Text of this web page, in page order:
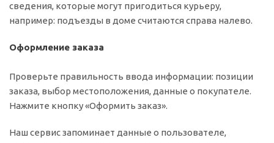
сведения, которые могут пригодиться курьеру,
например: подъезды в доме считаются справа налево.
Оформление заказа
Проверьте правильность ввода информации: позиции
заказа, выбор местоположения, данные о покупателе.
Нажмите кнопку «Оформить заказ».
Наш сервис запоминает данные о пользователе,